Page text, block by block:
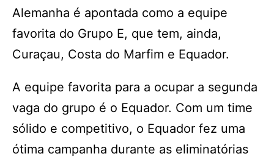
Alemanha é apontada como a equipe
favorita do Grupo E, que tem, ainda,
Curaçau, Costa do Marfim e Equador.
A equipe favorita para a ocupar a segunda
vaga do grupo é o Equador. Com um time
sólido e competitivo, o Equador fez uma
ótima campanha durante as eliminatórias